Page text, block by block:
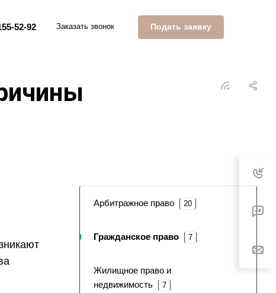
52-92 Заказать звонок Подать заявку
Арбитражное право 20
Гражданское право 7
Жилищное право и
недвижимость
7